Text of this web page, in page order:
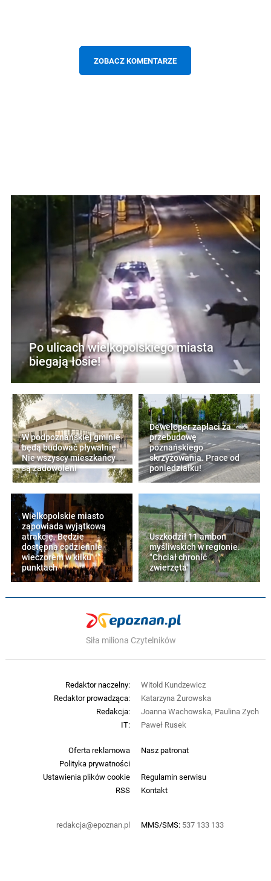
ZOBACZ KOMENTARZE
Po ulicach wielkopolskiego miasta
biegają łosie!
W podpoznańskiej gminie
będą budować pływalnię.
Nie wszyscy mieszkańcy
są zadowoleni
Deweloper zapłaci za
przebudowę
poznańskiego
skrzyżowania. Prace od
poniedziałku!
Wielkopolskie miasto
zapowiada wyjątkową
atrakcję. Będzie
dostępna codziennie
wieczorem w kilku
punktach
Uszkodził 11 ambon
myśliwskich w regionie.
"Chciał chronić
zwierzęta"
Siła miliona Czytelników
Oferta reklamowa
Nasz patronat
Polityka prywatności
Ustawienia plików cookie
Regulamin serwisu
RSS
Kontakt
redakcja@epoznan.pl MMS/SMS: 537 133 133
Redaktor naczelny:
Witold Kundzewicz
Redaktor prowadząca:
Katarzyna Żurowska
Redakcja:
Joanna Wachowska, Paulina Zych
IT:
Paweł Rusek